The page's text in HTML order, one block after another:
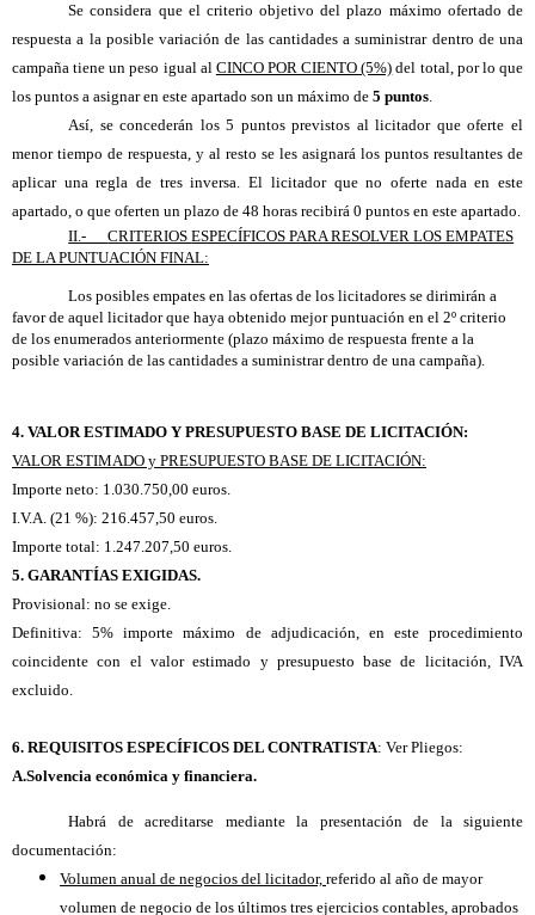
Se considera que el criterio objetivo del plazo máximo ofertado de
respuesta a la posible variación de las cantidades a suministrar dentro de una
campaña tiene un peso igual al CINCO POR CIENTO (5%) del total, por lo que
los puntos a asignar en este apartado son un máximo de 5 puntos.
Así, se concederán los 5 puntos previstos al licitador que oferte el
menor tiempo de respuesta, y al resto se les asignará los puntos resultantes de
aplicar una regla de tres inversa. El licitador que no oferte nada en este
apartado, o que oferten un plazo de 48 horas recibirá 0 puntos en este apartado.
II.-CRITERIOSESPECÍFICOS PARA RESOLVER LOS EMPATES
DE LA PUNTUACIÓN FINAL:
Los posibles empates en las ofertas de los licitadores se dirimirán a
favor de aquel licitador que haya obtenido mejor puntuación en el 2º criterio
de los enumerados anteriormente (plazo máximo de respuesta frente a la
posible variación de las cantidades a suministrar dentro de una campaña).
4. VALOR ESTIMADO Y PRESUPUESTO BASE DE LICITACIÓN:
VALOR ESTIMADO y PRESUPUESTO BASE DE LICITACIÓN:
Importe neto: 1.030.750,00 euros.
I.V.A. (21 %): 216.457,50 euros.
Importe total: 1.247.207,50 euros.
5. GARANTÍAS EXIGIDAS.
Provisional: no se exige.
Definitiva: 5% importe máximo de adjudicación, en este procedimiento
coincidente con el valor estimado y presupuesto base de licitación, IVA
excluido.
6. REQUISITOS ESPECÍFICOS DEL CONTRATISTA: Ver Pliegos:
A.Solvencia económica y financiera.
Habrá de acreditarse mediante la presentación de la siguiente
documentación:
Volumen anual de negocios del licitador, referido al año de mayor
volumen de negocio de los últimos tres ejercicios contables, aprobados